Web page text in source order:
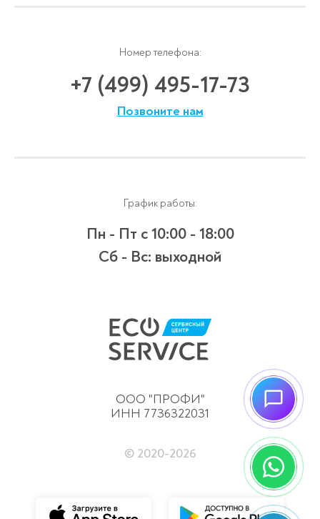
Номер телефона:
+7 (499) 495-17-73
Позвоните нам
График работы:
Пн - Пт с 10:00 - 18:00
Сб - Вс: выходной
ООО "ПРОФИ"
ИНН 7736322031
© 2020-2026